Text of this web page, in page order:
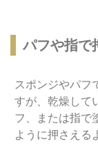
パフや指で
スポンジやパフ
すが、乾燥して
フ、または指で
ように押さえる